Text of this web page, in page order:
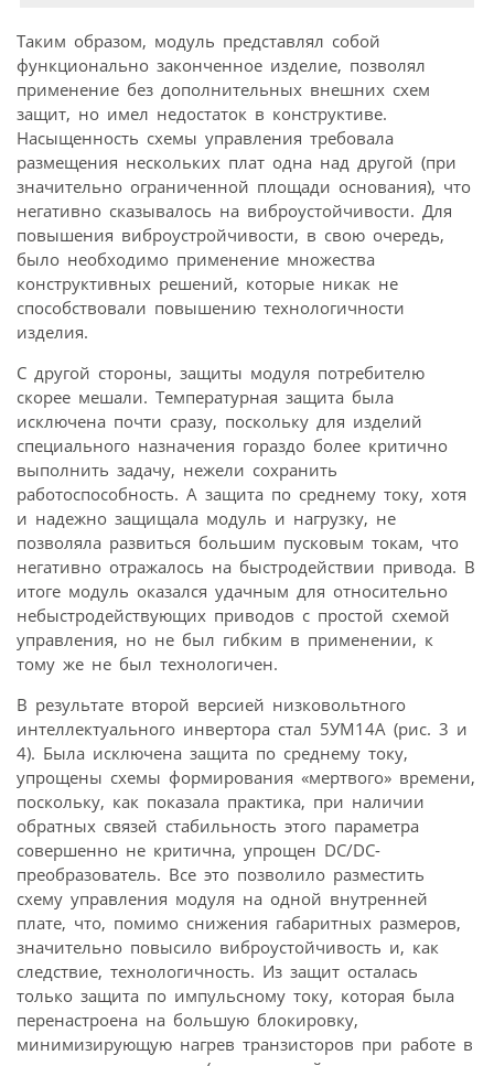
Таким образом, модуль представлял собой
функционально законченное изделие, позволял
применение без дополнительных внешних схем
защит, но имел недостаток в конструктиве.
Насыщенность схемы управления требовала
размещения нескольких плат одна над другой (при
значительно ограниченной площади основания), что
негативно сказывалось на виброустойчивости. Для
повышения виброустройчивости, в свою очередь,
было необходимо применение множества
конструктивных решений, которые никак не
способствовали повышению технологичности
изделия.
С другой стороны, защиты модуля потребителю
скорее мешали. Температурная защита была
исключена почти сразу, поскольку для изделий
специального назначения гораздо более критично
выполнить задачу, нежели сохранить
работоспособность. А защита по среднему току, хотя
и надежно защищала модуль и нагрузку, не
позволяла развиться большим пусковым токам, что
негативно отражалось на быстродействии привода. В
итоге модуль оказался удачным для относительно
небыстродействующих приводов с простой схемой
управления, но не был гибким в применении, к
тому же не был технологичен.
В результате второй версией низковольтного
интеллектуального инвертора стал 5УМ14А (рис. 3 и
4). Была исключена защита по среднему току,
упрощены схемы формирования «мертвого» времени,
поскольку, как показала практика, при наличии
обратных связей стабильность этого параметра
совершенно не критична, упрощен DC/DC-
преобразователь. Все это позволило разместить
схему управления модуля на одной внутренней
плате, что, помимо снижения габаритных размеров,
значительно повысило виброустойчивость и, как
следствие, технологичность. Из защит осталась
только защита по импульсному току, которая была
перенастроена на большую блокировку,
минимизирующую нагрев транзисторов при работе в